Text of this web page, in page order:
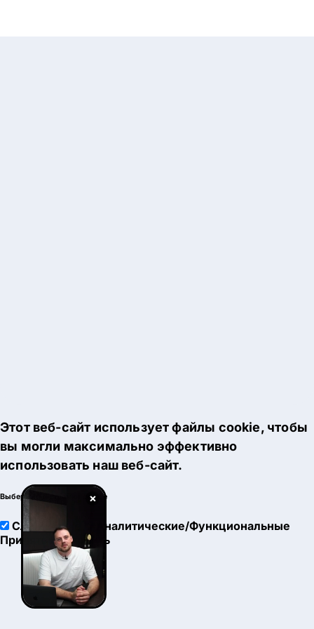
×
Этот веб-сайт использует файлы cookie, чтобы
вы могли максимально эффективно
использовать наш веб-сайт.
Выберите настройки cookie
Служебные
Аналитические/Функциональные
Принять
Настроить